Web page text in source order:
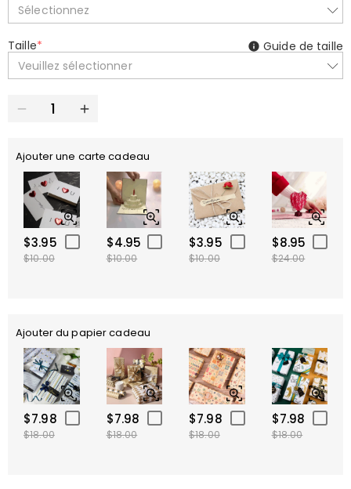
Sélectionnez
Taille*
Veuillez sélectionner
Guide de taille
Ajouter une carte cadeau
$3.95
$10.00
$4.95
$10.00
$3.95
$10.00
$8.95
$24.00
Ajouter du papier cadeau
$7.98
$18.00
$7.98
$18.00
$7.98
$18.00
$7.98
$18.00